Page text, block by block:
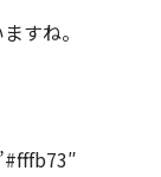
すね。